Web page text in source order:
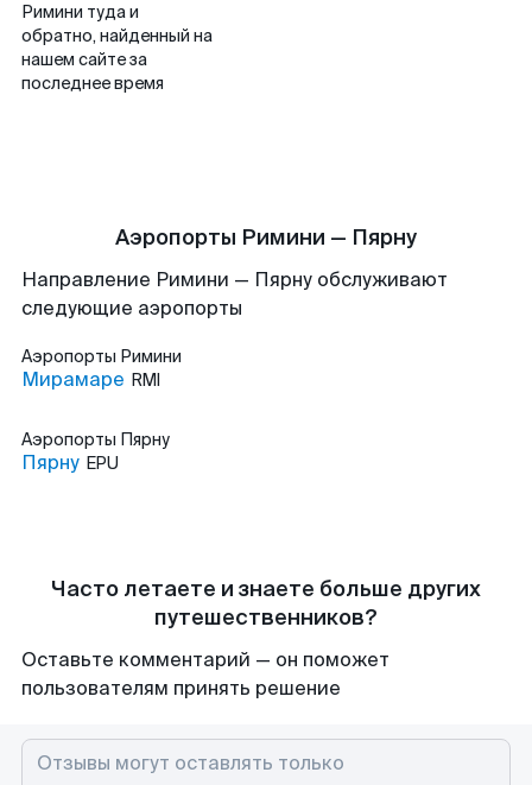
Римини туда и
обратно, найденный на
нашем сайте за
последнее время
Аэропорты Римини — Пярну
Направление Римини — Пярну обслуживают
следующие аэропорты
Аэропорты Римини
Мирамаре RMI
Аэропорты Пярну
Пярну EPU
Часто летаете и знаете больше других
путешественников?
Оставьте комментарий — он поможет
пользователям принять решение